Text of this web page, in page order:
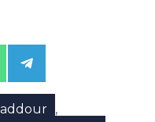
Share
on
Telegram
,